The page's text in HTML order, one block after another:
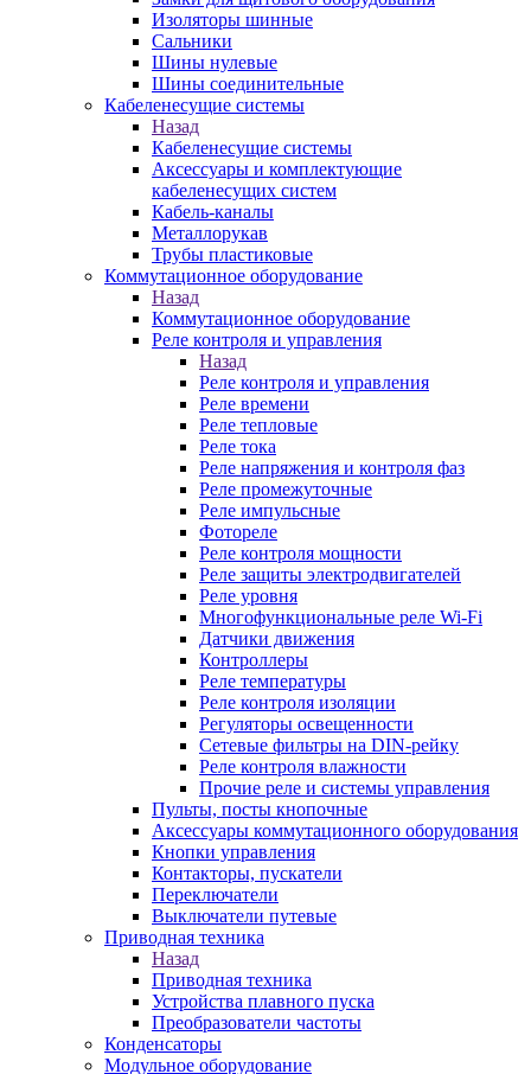
Изоляторы шинные
Сальники
Шины нулевые
Шины соединительные
Кабеленесущие системы
Назад
Кабеленесущие системы
Аксессуары и комплектующие
кабеленесущих систем
Кабель-каналы
Металлорукав
Трубы пластиковые
Коммутационное оборудование
Назад
Коммутационное оборудование
Реле контроля и управления
Назад
Реле контроля и управления
Реле времени
Реле тепловые
Реле тока
Реле напряжения и контроля фаз
Реле промежуточные
Реле импульсные
Фотореле
Реле контроля мощности
Реле защиты электродвигателей
Реле уровня
Многофункциональные реле Wi-Fi
Датчики движения
Контроллеры
Реле температуры
Реле контроля изоляции
Регуляторы освещенности
Сетевые фильтры на DIN-рейку
Реле контроля влажности
Прочие реле и системы управления
Пульты, посты кнопочные
Аксессуары коммутационного оборудования
Кнопки управления
Контакторы, пускатели
Переключатели
Выключатели путевые
Приводная техника
Назад
Приводная техника
Устройства плавного пуска
Преобразователи частоты
Конденсаторы
Модульное оборудование